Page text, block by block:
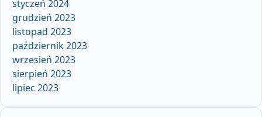
styczeń 2024
grudzień 2023
listopad 2023
październik 2023
wrzesień 2023
sierpień 2023
lipiec 2023